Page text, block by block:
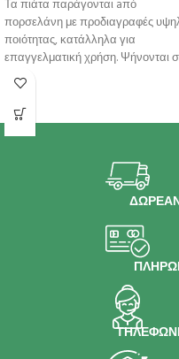
Τα πιάτα παράγονται aπό
πορσελάνη με προδιαγραφές
ποιότητας, κατάλληλα για
επαγγελματική χρήση. Ψήνονται
υψηλή θερμοκρσία για μεγαλύτερη
αντοχή